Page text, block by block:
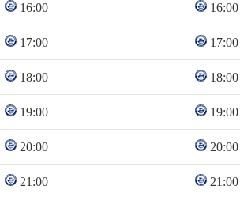
16:00 16:00
17:00 17:00
18:00 18:00
19:00 19:00
20:00 20:00
21:00 21:00